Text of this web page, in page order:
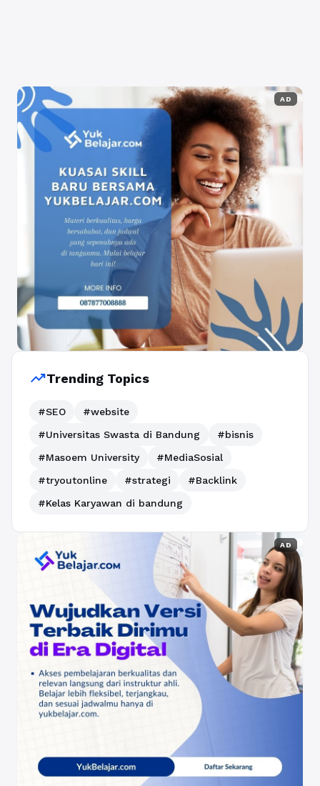
AD
trending_upTrending Topics
#SEO
#website
#Universitas Swasta di Bandung
#bisnis
#Masoem University
#MediaSosial
#tryoutonline
#strategi
#Backlink
#Kelas Karyawan di bandung
AD